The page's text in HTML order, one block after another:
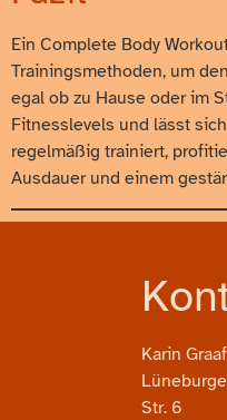
Ein Complete Body
Trainingsmethoden, um
egal ob zu Hause oder im
Fitnesslevels und lässt
regelmäßig trainiert,
Ausdauer und einem
Karin Graaf
Str. 6